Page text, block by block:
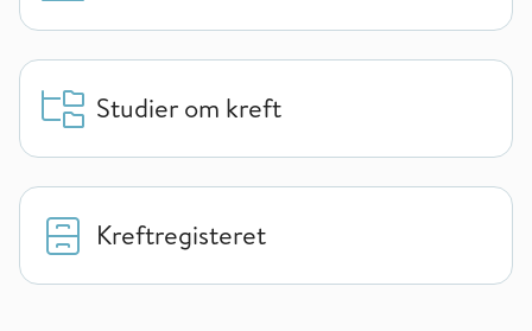
Studier om kreft
Kreftregisteret